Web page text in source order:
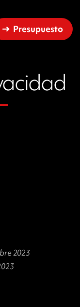
Presupuesto
2023